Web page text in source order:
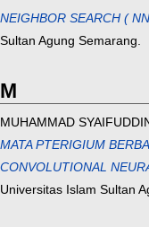
NEIGHBOR SEARCH (
Sultan Agung Semarang.
M
MUHAMMAD
MATA PTERIGIUM
CONVOLUTIONAL
Universitas Islam Sultan